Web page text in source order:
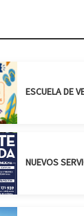
ESCUELA DE
NUEVOS